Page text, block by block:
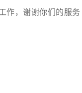
，谢谢你们的服务